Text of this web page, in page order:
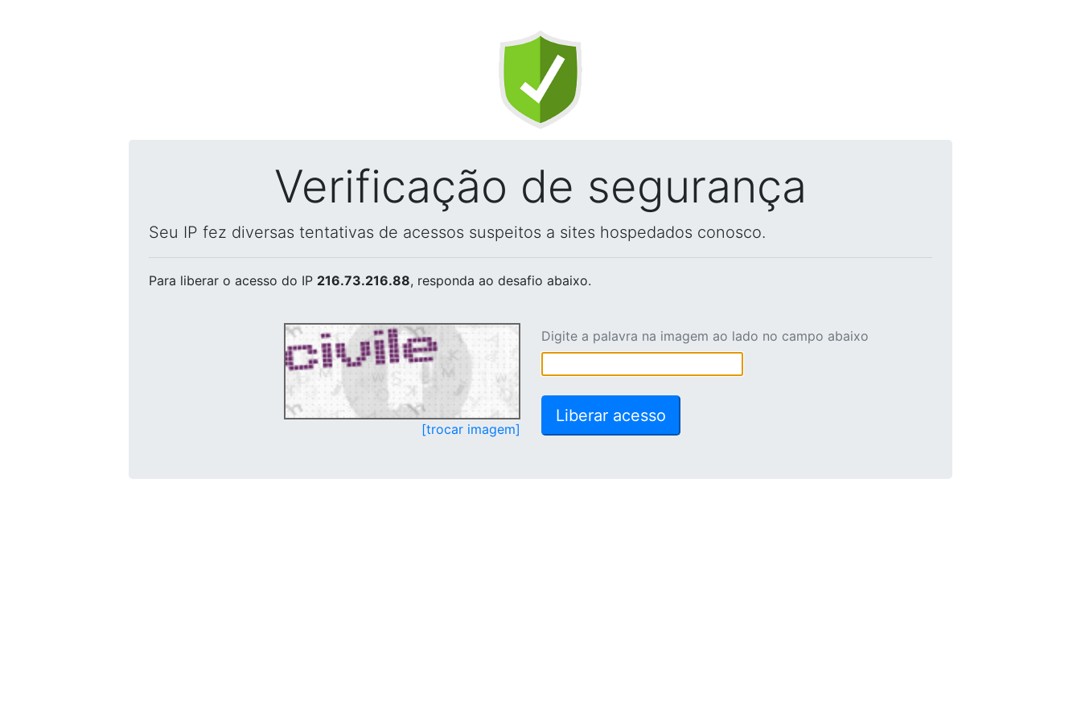
Verificação de segurança
Seu IP fez diversas tentativas de acessos suspeitos a sites hospedados conosco.
Para liberar o acesso do IP 216.73.216.88, responda ao desafio abaixo.
[trocar imagem]
Digite a palavra na imagem ao lado no campo abaixo